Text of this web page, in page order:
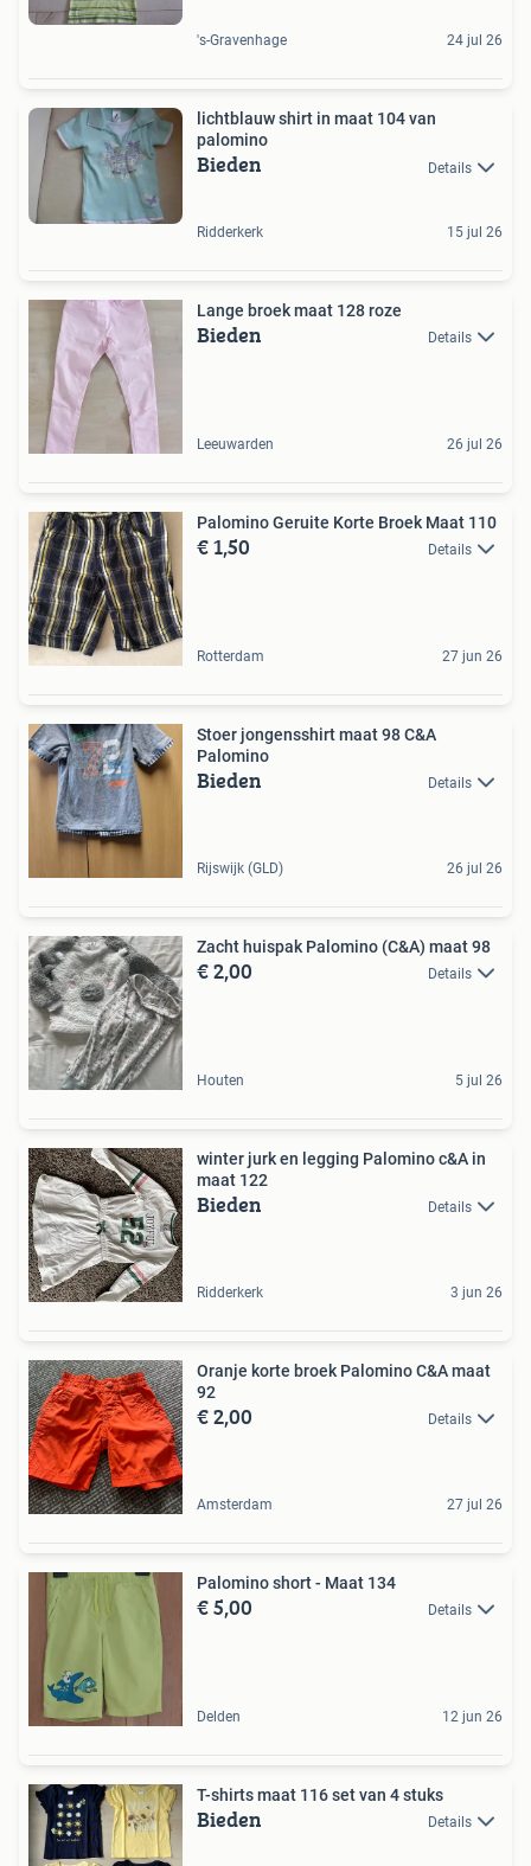
's-Gravenhage 24 jul 26
lichtblauw shirt in maat 104 van
palomino
Bieden Details
Ridderkerk 15 jul 26
Lange broek maat 128 roze
Bieden Details
Leeuwarden 26 jul 26
Palomino Geruite Korte Broek Maat 110
€ 1,50 Details
Rotterdam 27 jun 26
Stoer jongensshirt maat 98 C&A
Palomino
Bieden Details
Rijswijk (GLD) 26 jul 26
Zacht huispak Palomino (C&A) maat 98
€ 2,00 Details
Houten 5 jul 26
winter jurk en legging Palomino c&A in
maat 122
Bieden Details
Ridderkerk 3 jun 26
Oranje korte broek Palomino C&A maat
92
€ 2,00 Details
Amsterdam 27 jul 26
Palomino short - Maat 134
€ 5,00 Details
Delden 12 jun 26
T-shirts maat 116 set van 4 stuks
Bieden Details